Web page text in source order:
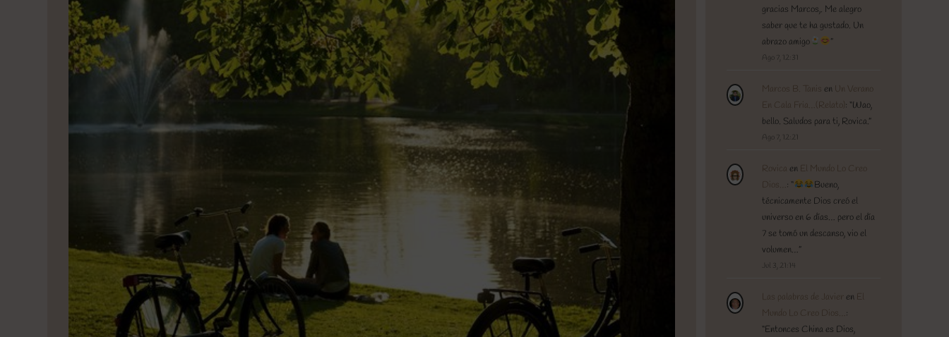
gracias Marcos,. Me alegro
saber que te ha gustado. Un
abrazo amigo
”
Ago 7, 12:31
Marcos B. Tanis en Un Verano
En Cala Fria…(Relato) : “Wao,
bello. Saludos para ti, Rovica.”
Ago 7, 12:21
Rovica en El Mundo Lo Creo
Dios… : “
Bueno,
técnicamente Dios creó el
universo en 6 días… pero el día
7 se tomó un descanso, vio el
volumen…”
Jul 3, 21:14
Las palabras de Javier en El
Mundo Lo Creo Dios… :
“Entonces China es Dios,